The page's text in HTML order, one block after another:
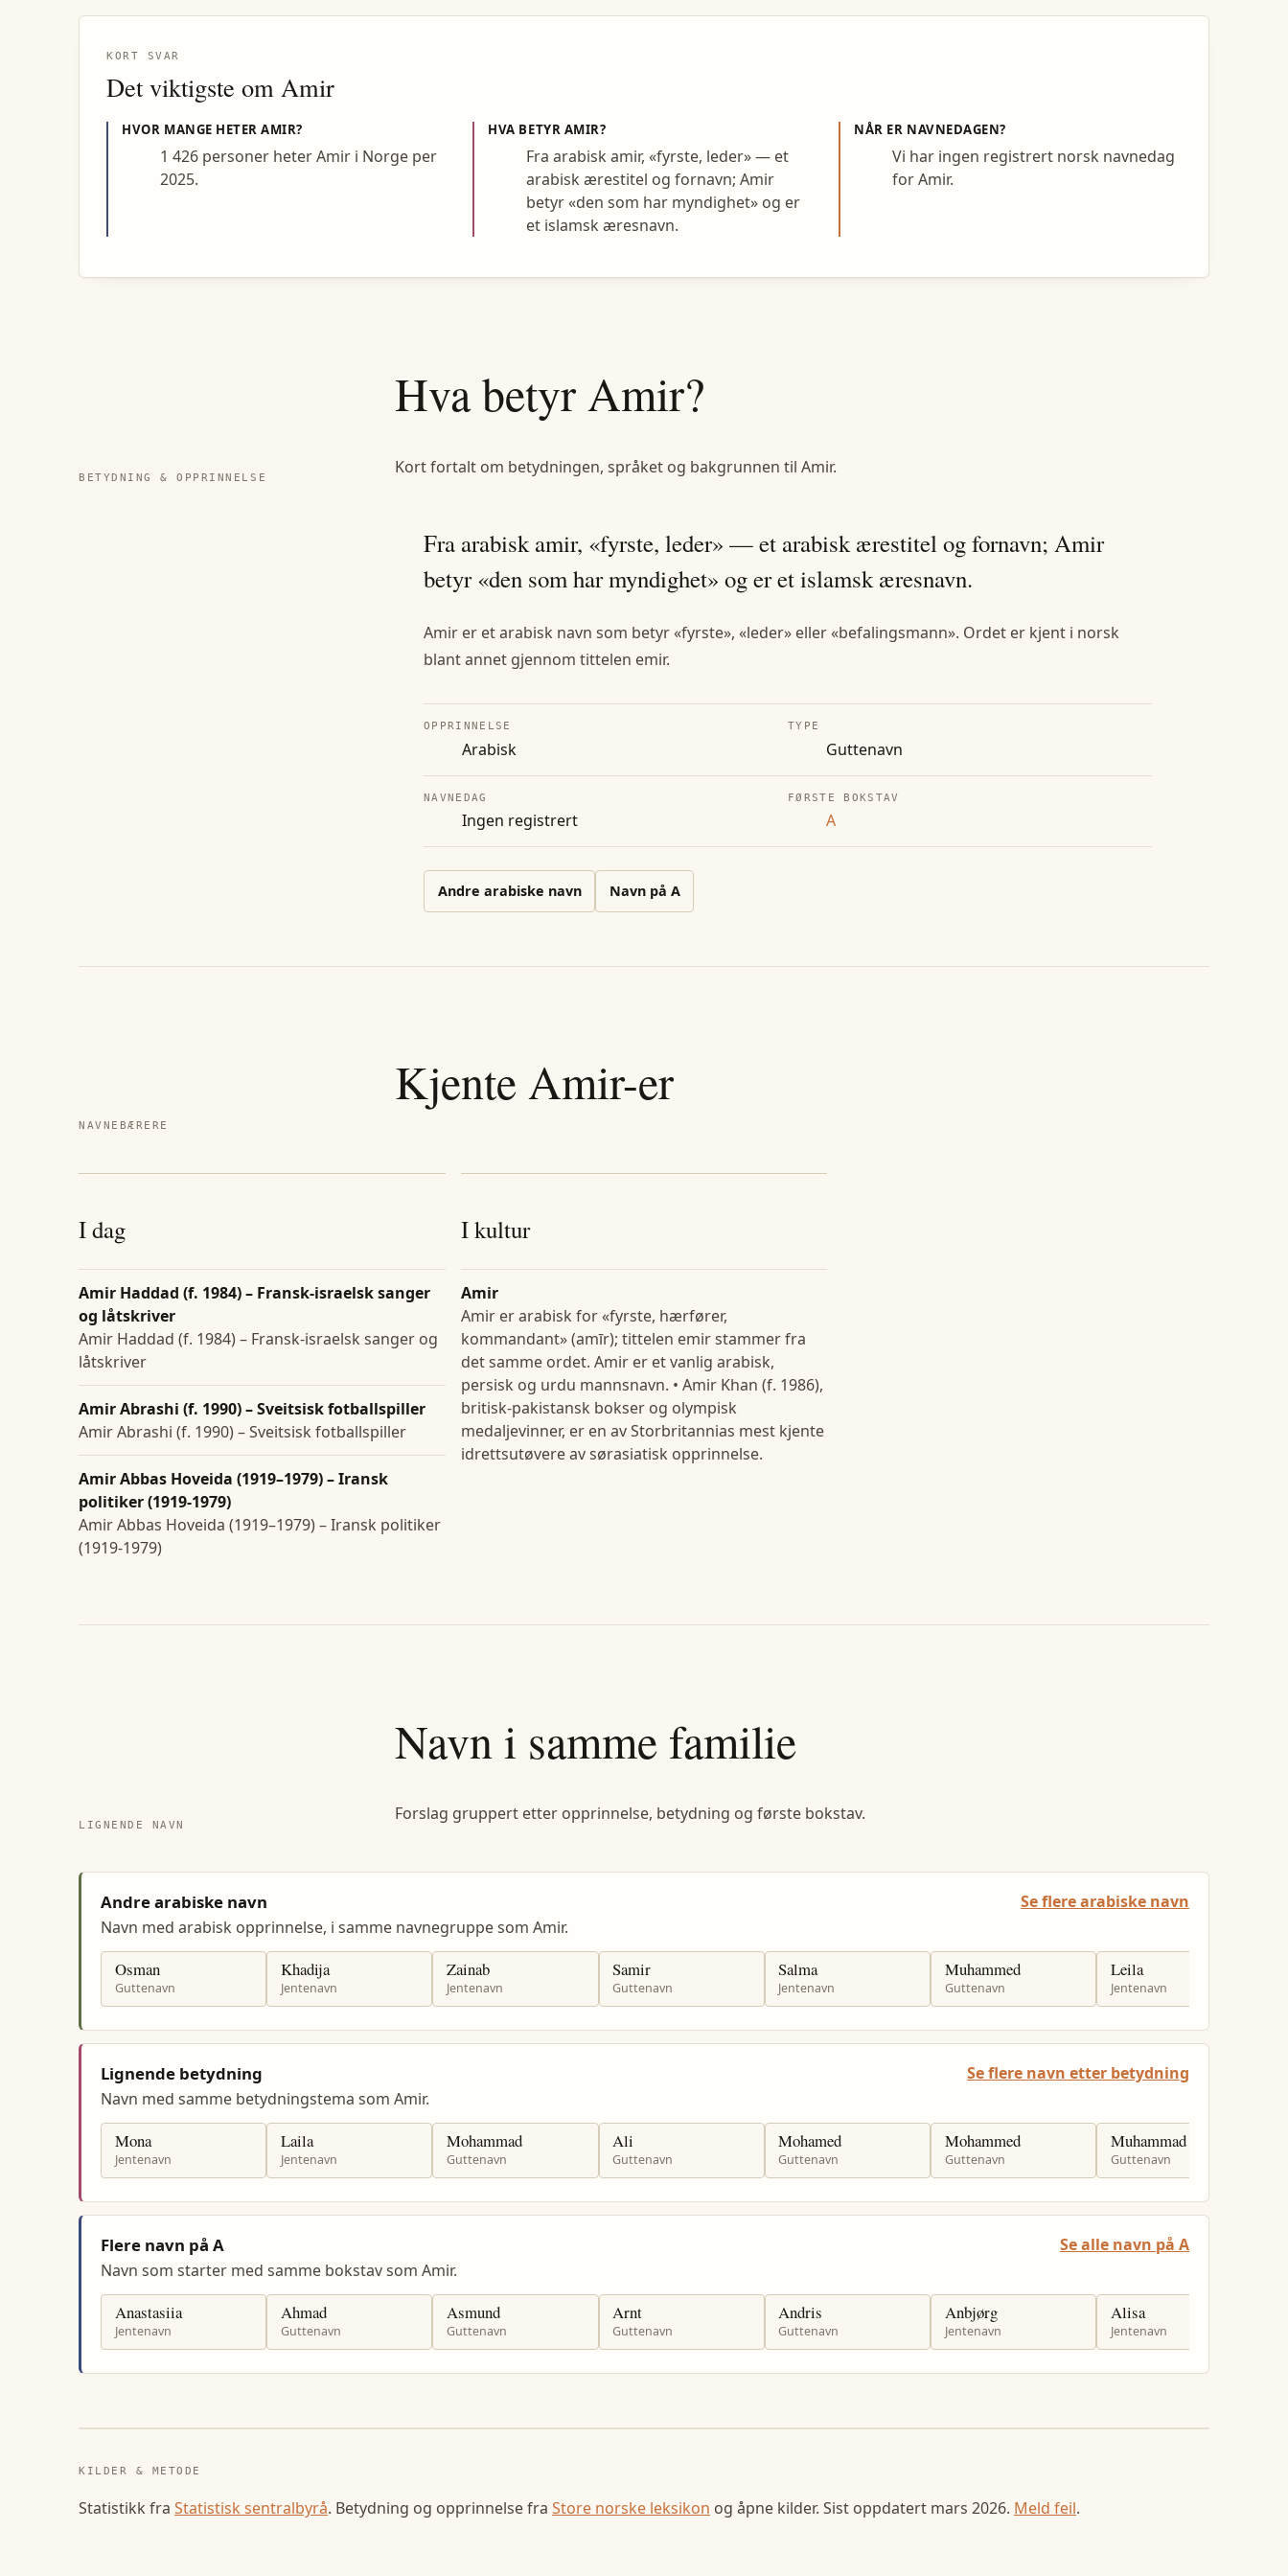
KORT SVAR
Det viktigste om Amir
HVOR MANGE HETERAMIR?
1 426 personer heter Amir i Norge per
2025.
HVA BETYR AMIR?
Fra arabisk amir, «fyrste, leder» — et
arabisk ærestitel og fornavn; Amir
betyr «den som har myndighet» og er
et islamsk æresnavn.
NÅR ER NAVNEDAGEN?
Vi har ingen registrert norsk navnedag
for Amir.
BETYDNING & OPPRINNELSE
Hva betyr Amir?
Kort fortalt om betydningen, språket og bakgrunnen til Amir.
Fra arabisk amir, «fyrste, leder» — et arabisk ærestitel og fornavn; Amir
betyr «den som har myndighet» og er et islamsk æresnavn.
Amir er et arabisk navn som betyr «fyrste», «leder» eller «befalingsmann». Ordet er kjent i norsk
blant annet gjennom tittelen emir.
OPPRINNELSE
Arabisk
TYPE
Guttenavn
NAVNEDAG
Ingen registrert
FØRSTE BOKSTAV
A
Andre arabiske navn Navn på A
NAVNEBÆRERE
KjenteAmir-er
I dag
Amir Haddad (f. 1984) – Fransk-israelsk sanger
og låtskriver
Amir Haddad (f. 1984) – Fransk-israelsk sanger og
låtskriver
Amir Abrashi (f. 1990) – Sveitsisk fotballspiller
Amir Abrashi (f. 1990) – Sveitsisk fotballspiller
Amir Abbas Hoveida (1919–1979) – Iransk
politiker (1919-1979)
Amir Abbas Hoveida (1919–1979) – Iransk politiker
(1919-1979)
I kultur
Amir
Amir er arabisk for «fyrste, hærfører,
kommandant» (amīr); tittelen emir stammer fra
det samme ordet. Amir er et vanlig arabisk,
persisk og urdu mannsnavn. • Amir Khan (f. 1986),
britisk-pakistansk bokser og olympisk
medaljevinner, er en av Storbritannias mest kjente
idrettsutøvere av sørasiatisk opprinnelse.
LIGNENDE NAVN
Navn i samme familie
Forslag gruppert etter opprinnelse, betydning og første bokstav.
Andre arabiske navn
Navn med arabisk opprinnelse, i samme navnegruppe som Amir.
Se flere arabiske navn
Osman
Guttenavn
Khadija
Jentenavn
Zainab
Jentenavn
Samir
Guttenavn
Salma
Jentenavn
Muhammed
Guttenavn
Leila
Jentenavn
Lignende betydning
Navn med samme betydningstema som Amir.
Se flere navn etter betydning
Mona
Jentenavn
Laila
Jentenavn
Mohammad
Guttenavn
Ali
Guttenavn
Mohamed
Guttenavn
Mohammed
Guttenavn
Muhammad
Guttenavn
Flere navn på A
Navn som starter med samme bokstav som Amir.
Se alle navn på A
Anastasiia
Jentenavn
Ahmad
Guttenavn
Asmund
Guttenavn
Arnt
Guttenavn
Andris
Guttenavn
Anbjørg
Jentenavn
Alisa
Jentenavn
KILDER & METODE
Statistikk fra Statistisk sentralbyrå. Betydning og opprinnelse fra Store norske leksikon og åpne kilder. Sist oppdatert mars 2026. Meld feil.